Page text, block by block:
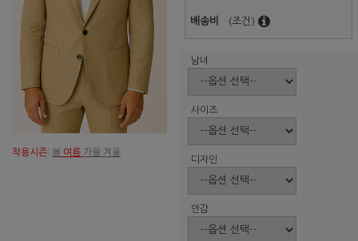
착용시즌: 봄 여름 가을 겨울
배송비 (조건)
남녀
사이즈
디자인
안감